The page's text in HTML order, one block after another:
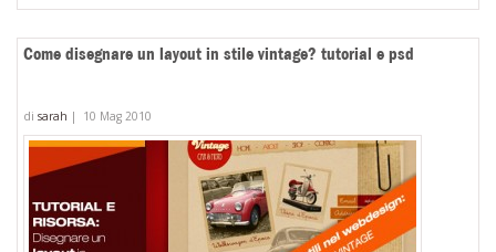
Come disegnare un layout in stile vintage? tutorial e psd
di sarah | 10 Mag 2010